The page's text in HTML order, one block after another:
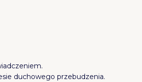
duchowego przebudzenia.